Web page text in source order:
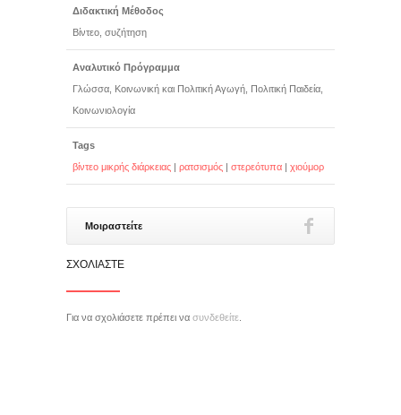
Διδακτική Μέθοδος
Βίντεο, συζήτηση
Αναλυτικό Πρόγραμμα
Γλώσσα, Κοινωνική και Πολιτική Αγωγή, Πολιτική Παιδεία,
Κοινωνιολογία
Tags
βίντεο μικρής διάρκειας | ρατσισμός | στερεότυπα | χιούμορ
Μοιραστείτε
ΣΧΟΛΙΆΣΤΕ
Για να σχολιάσετε πρέπει να συνδεθείτε